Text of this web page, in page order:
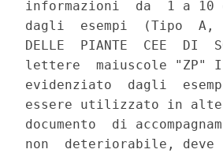
informazioni  da  1 a
dagli  esempi  (Tipo  A,
DELLE  PIANTE  CEE  DI
lettere  maiuscole "ZP" Il
evidenziato  dagli
essere utilizzato in
documento  di
non  deteriorabile, deve